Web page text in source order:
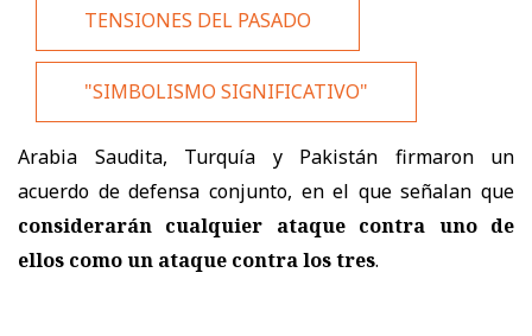
TENSIONES DEL PASADO
"SIMBOLISMO SIGNIFICATIVO"
Arabia Saudita, Turquía y Pakistán firmaron un
acuerdo de defensa conjunto, en el que señalan que
considerarán cualquier ataque contra uno de
ellos como un ataque contra los tres.